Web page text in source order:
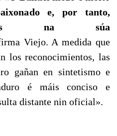
e, por tanto,
na súa
Viejo. A medida que
los reconocimientos, las
gañan en sintetismo e
é máis conciso e
distante nin oficial».